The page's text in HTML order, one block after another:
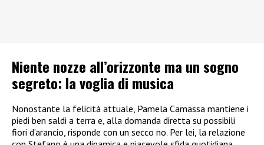
Niente nozze all’orizzonte ma un sogno
segreto: la voglia di musica
Nonostante la felicità attuale, Pamela Camassa mantiene i
piedi ben saldi a terra e, alla domanda diretta su possibili
fiori d’arancio, risponde con un secco no. Per lei, la relazione